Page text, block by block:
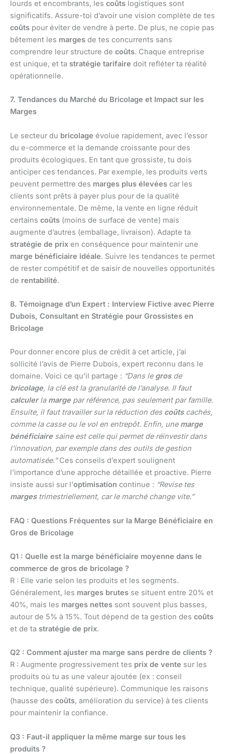
lourds et encombrants, les coûts logistiques sont
significatifs. Assure-toi d’avoir une vision complète de tes
coûts pour éviter de vendre à perte. De plus, ne copie pas
bêtement les marges de tes concurrents sans
comprendre leur structure de coûts. Chaque entreprise
est unique, et ta stratégie tarifaire doit refléter ta réalité
opérationnelle.
7. Tendances du Marché du Bricolage et Impact sur les
Marges
Le secteur du bricolage évolue rapidement, avec l’essor
du e-commerce et la demande croissante pour des
produits écologiques. En tant que grossiste, tu dois
anticiper ces tendances. Par exemple, les produits verts
peuvent permettre des marges plus élevées car les
clients sont prêts à payer plus pour de la qualité
environnementale. De même, la vente en ligne réduit
certains coûts (moins de surface de vente) mais
augmente d’autres (emballage, livraison). Adapte ta
stratégie de prix en conséquence pour maintenir une
marge bénéficiaire idéale. Suivre les tendances te permet
de rester compétitif et de saisir de nouvelles opportunités
de rentabilité.
8. Témoignage d’un Expert : Interview Fictive avec Pierre
Dubois, Consultant en Stratégie pour Grossistes en
Bricolage
Pour donner encore plus de crédit à cet article, j’ai
sollicité l’avis de Pierre Dubois, expert reconnu dans le
domaine. Voici ce qu’il partage : “Dans le grosde
bricolage, la clé est la granularité de l’analyse. Il faut
calculerla margepar référence, pas seulement par famille.
Ensuite, il faut travailler sur la réduction des coûtscachés,
comme la casse ou le vol en entrepôt. Enfin, une marge
bénéficiairesaine est celle qui permet de réinvestir dans
l’innovation, par exemple dans des outils de gestion
automatisée.”Ces conseils d’expert soulignent
l’importance d’une approche détaillée et proactive. Pierre
insiste aussi sur l’optimisation continue : “Revise tes
margestrimestriellement, car le marché change vite.”
FAQ : Questions Fréquentes sur la Marge Bénéficiaire en
Gros de Bricolage
Q1 : Quelle est la marge bénéficiaire moyenne dans le
commerce de gros de bricolage ?
R : Elle varie selon les produits et les segments.
Généralement, les marges brutes se situent entre 20% et
40%, mais les marges nettes sont souvent plus basses,
autour de 5% à 15%. Tout dépend de ta gestion des coûts
et de ta stratégie de prix.
Q2 : Comment ajuster ma marge sans perdre de clients ?
R : Augmente progressivement tes prix de vente sur les
produits où tu as une valeur ajoutée (ex : conseil
technique, qualité supérieure). Communique les raisons
(hausse des coûts, amélioration du service) à tes clients
pour maintenir la confiance.
Q3 : Faut-il appliquer la même marge sur tous les
produits ?